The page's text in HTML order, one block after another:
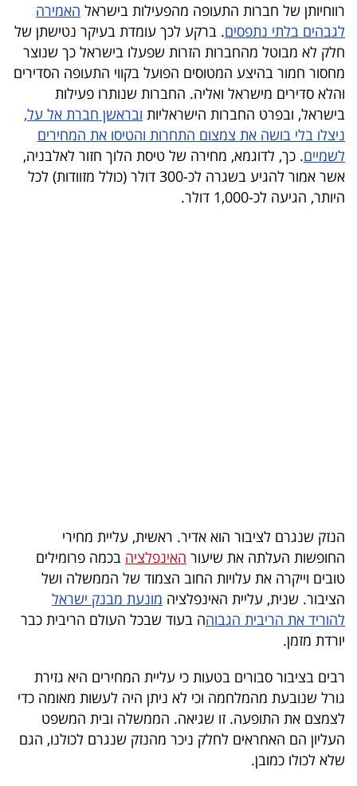
ספורט
קריירה
ולימודים
מינויים
רייטינג
רכב
40
UNDER
40
שיתופי
פעולה
דרושים
רווחיותן של חברות התעופה מהפעילות בישראל האמירה
לגבהים בלתי נתפסים. ברקע לכך עומדת בעיקר נטישתן של
חלק לא מבוטל מהחברות הזרות שפעלו בישראל כך שנוצר
מחסור חמור בהיצע המטוסים הפועל בקווי התעופה הסדירים
והלא סדירים מישראל ואליה. החברות שנותרו פעילות
בישראל, ובפרט החברות הישראליות ובראשן חברת אל על,
ניצלו בלי בושה את צמצום התחרות והטיסו את המחירים
לשמיים. כך, לדוגמא, מחירה של טיסת הלוך חזור לאלבניה,
אשר אמור להגיע בשגרה לכ-300 דולר (כולל מזוודות) לכל
היותר, הגיעה לכ-1,000 דולר.
הנזק שנגרם לציבור הוא אדיר. ראשית, עליית מחירי
החופשות העלתה את שיעור האינפלציה בכמה פרומילים
טובים וייקרה את עלויות החוב הצמוד של הממשלה ושל
הציבור. שנית, עליית האינפלציה מונעת מבנק ישראל
להוריד את הריבית הגבוהה בעוד שבכל העולם הריבית כבר
יורדת מזמן.
רבים בציבור סבורים בטעות כי עליית המחירים היא גזירת
גורל שנובעת מהמלחמה וכי לא ניתן היה לעשות מאומה כדי
לצמצם את התופעה. זו שגיאה. הממשלה ובית המשפט
העליון הם האחראים לחלק ניכר מהנזק שנגרם לכולנו, הגם
שלא לכולו כמובן.